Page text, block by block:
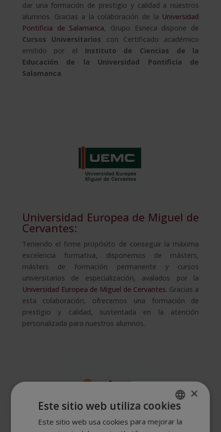
dar una formación de prestigio y calidad a nuestros
alumnos. Gracias a la colaboración de la Universidad
Pontificia de Salamanca, Grupo Esneca dispone de
Cursos Universitarios con Certificado académico
emitido por el Instituto de Ciencias de la
Educación de la Universidad Pontificia de
Salamanca.
Universidad Europea de Miguel de
Cervantes:
Teniendo el firme propósito de conseguir la máxima
excelencia formativa, disponemos de másters,
másters de formación permanente y cursos
universitarios de especialización, avalados por la
Universidad Europea de Miguel de Cervantes. Gracias a
esta colaboración, ofrecemos una formación de
prestigio y calidad, sustentada en la atención
personalizada para nuestros alumnos.
SPANISH
×
Este sitio web utiliza cookies
Este sitio web usa cookies para mejorar la